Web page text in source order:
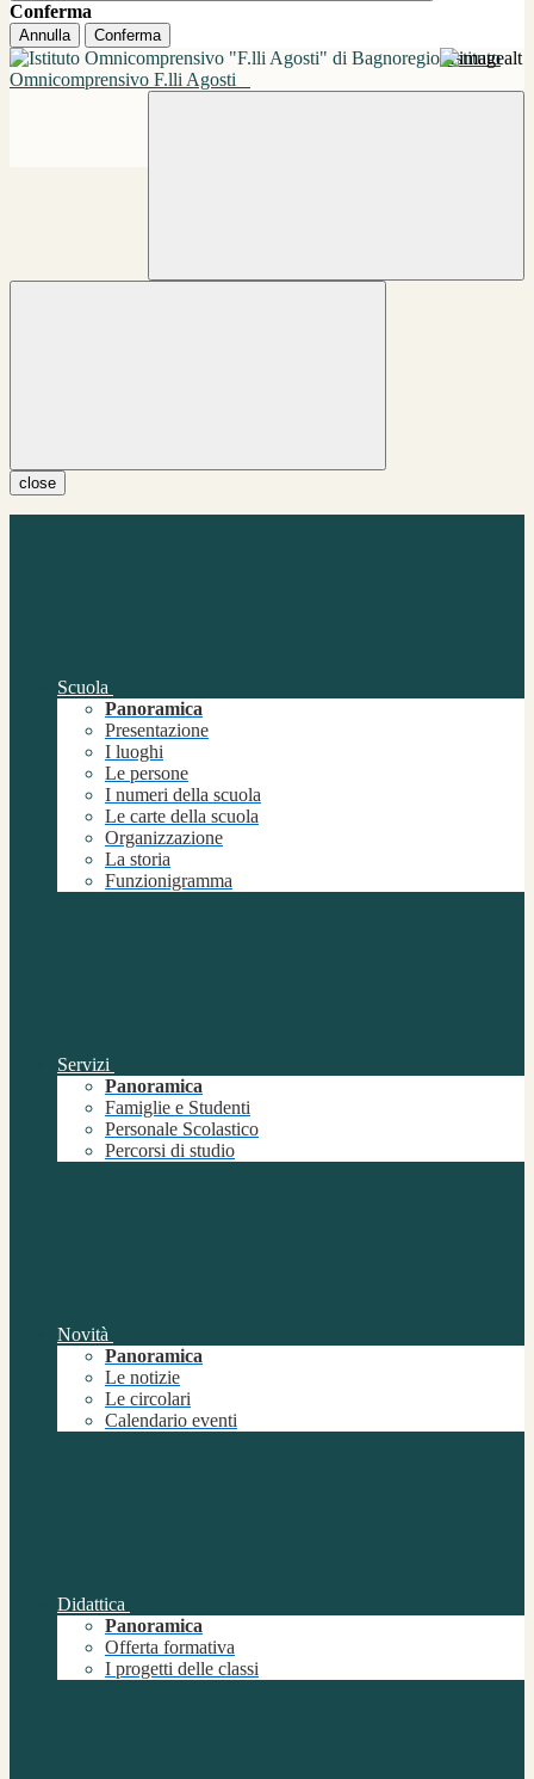
Conferma
Annulla Conferma
Istituto
Omnicomprensivo F.lli Agosti
close
Scuola
Panoramica
Presentazione
I luoghi
Le persone
I numeri della scuola
Le carte della scuola
Organizzazione
La storia
Funzionigramma
Servizi
Panoramica
Famiglie e Studenti
Personale Scolastico
Percorsi di studio
Novità
Panoramica
Le notizie
Le circolari
Calendario eventi
Didattica
Panoramica
Offerta formativa
I progetti delle classi